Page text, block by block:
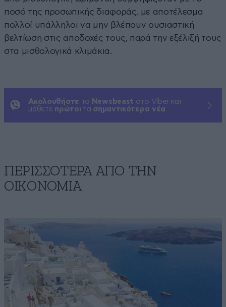
ποσό της προσωπικής διαφοράς, με αποτέλεσμα
πολλοί υπάλληλοι να μην βλέπουν ουσιαστική
βελτίωση στις αποδοχές τους, παρά την εξέλιξή τους
στα μισθολογικά κλιμάκια.
Ακολουθήστε το Newsbeast στο Viber και
μάθετε πρώτοι τα σημαντικότερα νέα
ΠΕΡΙΣΣΟΤΕΡΑ ΑΠΟ ΤΗΝ
ΟΙΚΟΝΟΜΙΑ